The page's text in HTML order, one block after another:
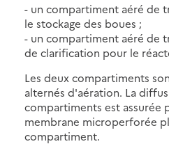
- un compartiment aéré de
le stockage des boues ;
- un compartiment aéré de
de clarification pour le
Les deux compartiments
alternés d'aération. La
compartiments est assurée
membrane microperforée
compartiment.